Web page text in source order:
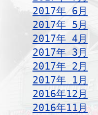
2017年 6月
2017年 5月
2017年 4月
2017年 3月
2017年 2月
2017年 1月
2016年12月
2016年11月